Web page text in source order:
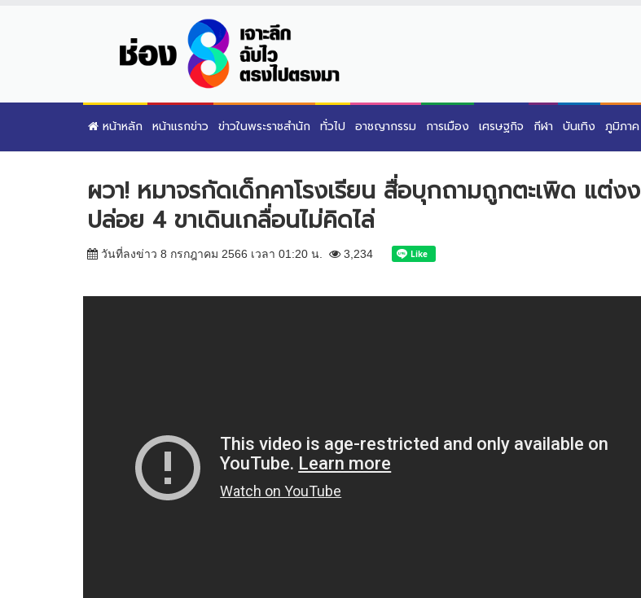
หน้าหลัก หน้าแรกข่าว ข่าวในพระราชสำนัก ทั่วไป อาชญากรรม การเมือง เศรษฐกิจ กีฬา บันเทิง ภูมิภาค
ผวา! หมาจรกัดเด็กคาโรงเรียน สื่อบุกถามถูกตะเพิด แต่งง
ปล่อย 4 ขาเดินเกลื่อนไม่คิดไล่
วันที่ลงข่าว 8 กรกฎาคม 2566 เวลา 01:20 น. 3,234